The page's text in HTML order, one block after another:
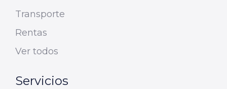
Transporte
Rentas
Ver todos
Servicios